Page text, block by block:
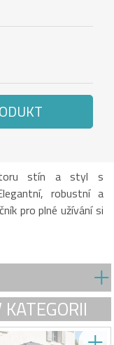
stín a styl s
robustní a
pro plné užívání si